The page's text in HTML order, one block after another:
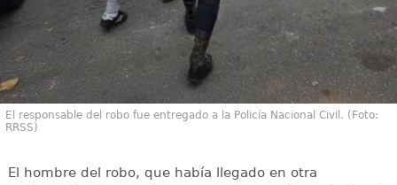
El responsable del robo fue entregado a la Policía Nacional Civil. (Foto:
RRSS)
El hombre del robo, que había llegado en otra